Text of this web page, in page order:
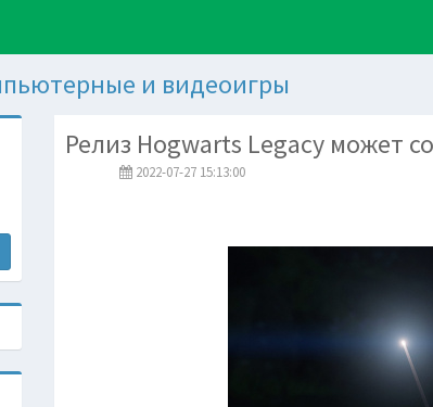
и видеоигры
Релиз Hogwarts Legacy может
2022-07-27 15:13:00